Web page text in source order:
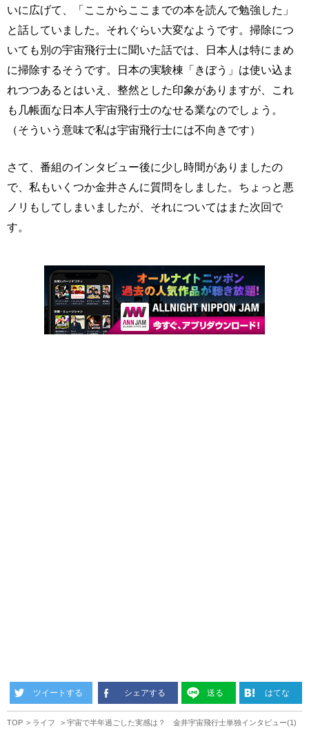
いに広げて、「ここからここまでの本を読んで勉強した」
と話していました。それぐらい大変なようです。掃除につ
いても別の宇宙飛行士に聞いた話では、日本人は特にまめ
に掃除するそうです。日本の実験棟「きぼう」は使い込ま
れつつあるとはいえ、整然とした印象がありますが、これ
も几帳面な日本人宇宙飛行士のなせる業なのでしょう。
（そういう意味で私は宇宙飛行士には不向きです）
さて、番組のインタビュー後に少し時間がありましたの
で、私もいくつか金井さんに質問をしました。ちょっと悪
ノリもしてしまいましたが、それについてはまた次回で
す。
ツイートする シェアする 送る はてな
TOP ライフ 宇宙で半年過ごした実感は？ 金井宇宙飛行士単独インタビュー(1)